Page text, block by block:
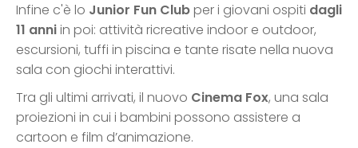
Infine c'è lo Junior Fun Clubper i giovani ospiti dagli
11 anniin poi: attività ricreative indoor e outdoor,
escursioni, tuffi in piscina e tante risate nella nuova
sala con giochi interattivi.
Tra gli ultimi arrivati, il nuovo Cinema Fox, una sala
proiezioni in cui i bambini possono assistere a
cartoon e film d’animazione.